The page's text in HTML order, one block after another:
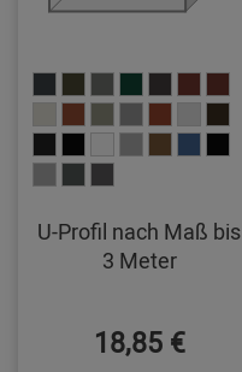
U-Profil nach Maß bis
3 Meter
18,85 €